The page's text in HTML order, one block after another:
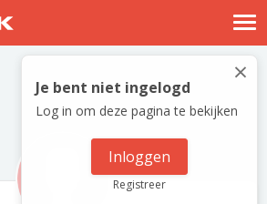
Nostalgische verhalen
Log in
Meld je gratis aan
×
Je bent niet ingelogd
Log in om deze pagina te bekijken
Inloggen
Registreer